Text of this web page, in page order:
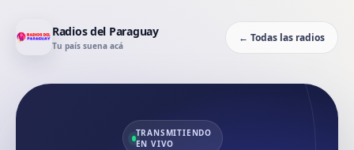
Radios del Paraguay
Tu país suena acá
← Todas las radios
TRANSMITIENDO
EN VIVO